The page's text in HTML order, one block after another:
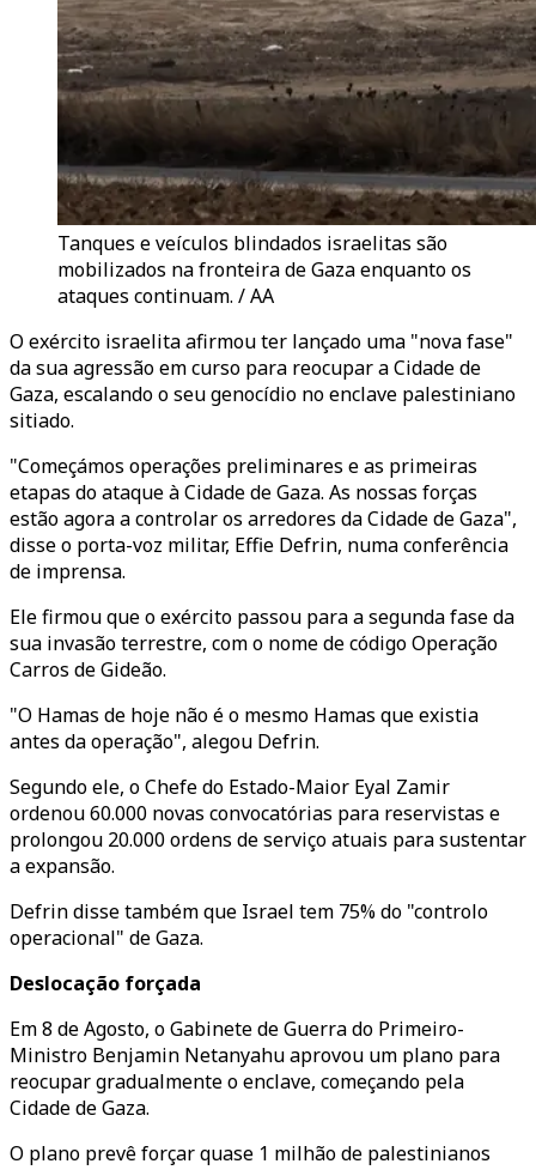
Tanques e veículos blindados israelitas são
mobilizados na fronteira de Gaza enquanto os
ataques continuam. / AA
O exército israelita afirmou ter lançado uma "nova fase"
da sua agressão em curso para reocupar a Cidade de
Gaza, escalando o seu genocídio no enclave palestiniano
sitiado.
"Começámos operações preliminares e as primeiras
etapas do ataque à Cidade de Gaza. As nossas forças
estão agora a controlar os arredores da Cidade de Gaza",
disse o porta-voz militar, Effie Defrin, numa conferência
de imprensa.
Ele firmou que o exército passou para a segunda fase da
sua invasão terrestre, com o nome de código Operação
Carros de Gideão.
"O Hamas de hoje não é o mesmo Hamas que existia
antes da operação", alegou Defrin.
Segundo ele, o Chefe do Estado-Maior Eyal Zamir
ordenou 60.000 novas convocatórias para reservistas e
prolongou 20.000 ordens de serviço atuais para sustentar
a expansão.
Defrin disse também que Israel tem 75% do "controlo
operacional" de Gaza.
Deslocação forçada
Em 8 de Agosto, o Gabinete de Guerra do Primeiro-
Ministro Benjamin Netanyahu aprovou um plano para
reocupar gradualmente o enclave, começando pela
Cidade de Gaza.
O plano prevê forçar quase 1 milhão de palestinianos